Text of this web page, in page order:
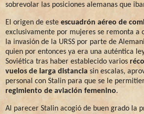
sobrevolar las posiciones alemanas que
El origen de este escuadrón aéreo de
exclusivamente por mujeres se remonta a
la invasión de la URSS por parte de
quien por entonces ya era una auténtica
Soviética tras haber establecido varios
vuelos de larga distancia sin escalas,
personal con Stalin para que se le
regimiento de aviación femenino.
Al parecer Stalin acogió de buen grado la